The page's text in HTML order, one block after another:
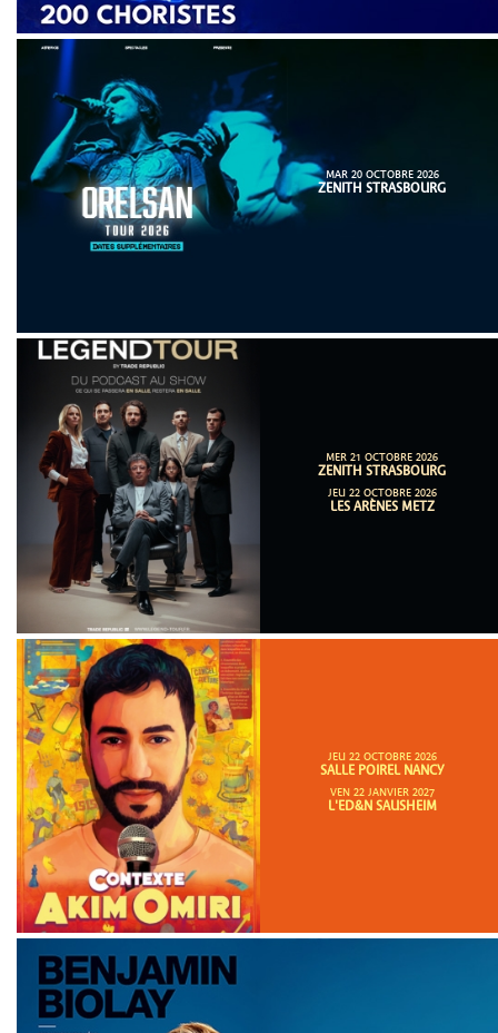
MAR 20 OCTOBRE 2026
ZENITH STRASBOURG
MER 21 OCTOBRE 2026
ZENITH STRASBOURG
JEU 22 OCTOBRE 2026
LES ARÈNES METZ
JEU 22 OCTOBRE 2026
SALLE POIREL NANCY
VEN 22 JANVIER 2027
L'ED&N SAUSHEIM